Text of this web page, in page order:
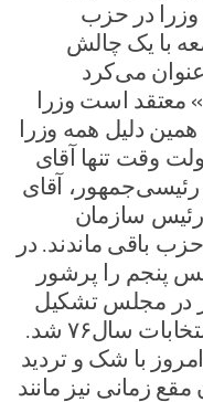
وزرا در حزب
با یک چالش
می‌کرد
است وزرا
دلیل همه وزرا
وقت تنها آقای
آقای
سازمان
باقی ماندند. در
پنجم را پرشور
در مجلس تشکیل
شد. همین اقلیت مقتدر مبنای انتخابات سال۷۶ شد.
با شک و تردید
زمانی نیز مانند